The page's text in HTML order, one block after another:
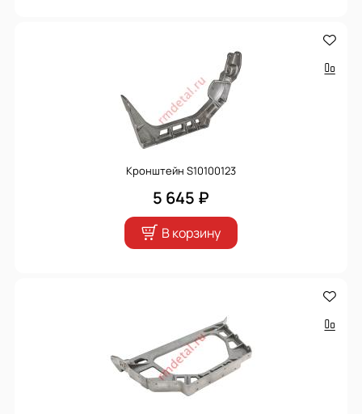
Кронштейн S10100123
5 645 ₽
В корзину